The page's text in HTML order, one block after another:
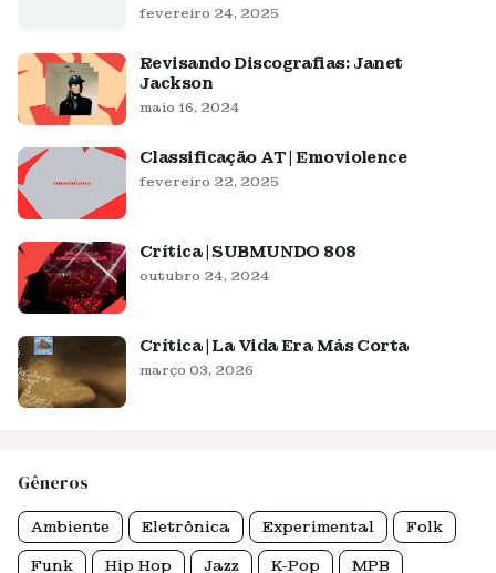
fevereiro 24, 2025
Revisando Discografias: Janet
Jackson
maio 16, 2024
Classificação AT | Emoviolence
fevereiro 22, 2025
Crítica | SUBMUNDO 808
outubro 24, 2024
Crítica | La Vida Era Más Corta
março 03, 2026
Gêneros
Ambiente Eletrônica Experimental Folk
Funk Hip Hop Jazz K-Pop MPB